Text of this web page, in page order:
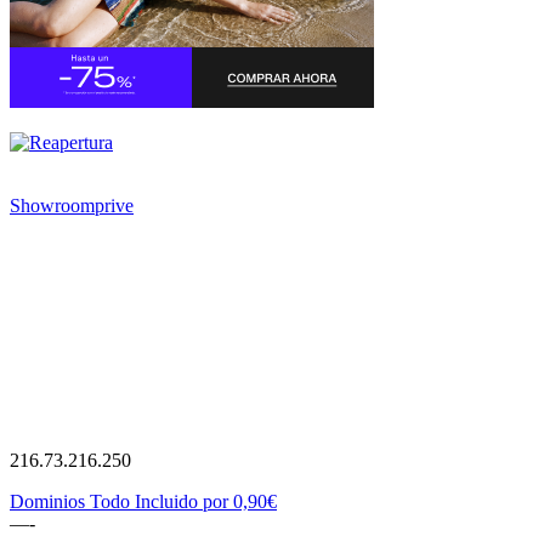
Showroomprive
216.73.216.250
Dominios Todo Incluido por 0,90€
—-